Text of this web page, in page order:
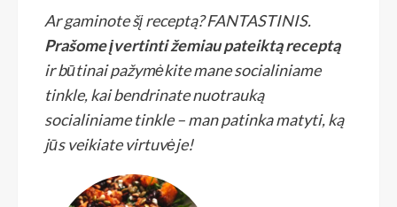
Ar gaminote šį receptą? FANTASTINIS.
Prašome įvertinti žemiau pateiktą receptą
ir būtinai pažymėkite mane socialiniame
tinkle, kai bendrinate nuotrauką
socialiniame tinkle – man patinka matyti, ką
jūs veikiate virtuvėje!